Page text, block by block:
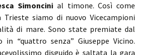
Simoncini al timone. Così come
Trieste siamo di nuovo Vicecampioni
di mare. Sono state premiate dal
in “quattro senza” Giuseppe Vicino.
disguido è saltata la gara